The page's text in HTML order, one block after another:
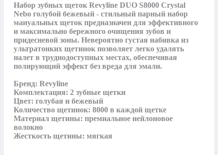
Набор зубных щеток Revyline DUO S8000 Crystal
Nebo голубой бежевый - стильный парный набор
мануальных щеток предназначен для эффективного
и максимально бережного очищения зубов и
придесневой зоны. Невероятно густая набивка из
ультратонких щетинок позволяет легко удалять
налет в труднодоступных местах, обеспечивая
полирующий эффект без вреда для эмали.
Бренд: Revyline
Комплектация: 2 зубные щетки
Цвет: голубая и бежевый
Количество щетинок: 8000 в каждой щетке
Материал щетины: премиальное нейлоновое
волокно
Жесткость щетины: мягкая